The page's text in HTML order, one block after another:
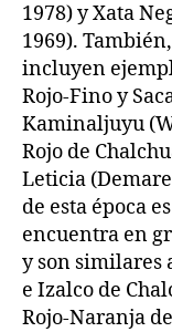
1978) y Xata
1969).
incluyen
Rojo-Fino y
Kaminaljuyu
Rojo de
Leticia
de esta época
encuentra en
y son similares
e Izalco de
Rojo-Naranja